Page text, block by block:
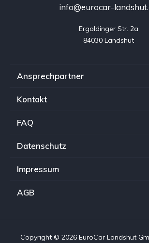
info@eurocar-
Ergoldinger Str. 2a
84030 Landshut
Ansprechpartner
Kontakt
FAQ
Datenschutz
Impressum
AGB
Copyright © 2026 EuroCar Landshut